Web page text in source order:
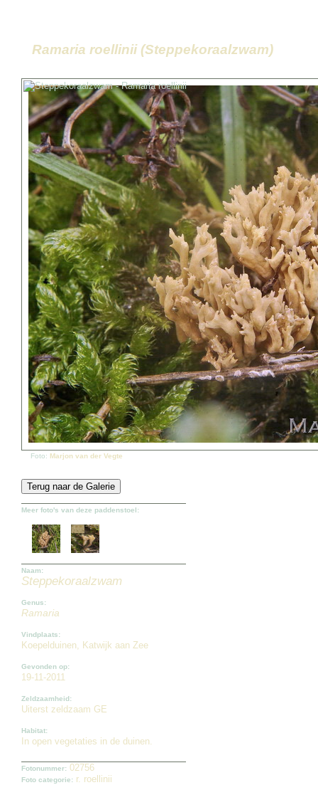
Ramaria roellinii (Steppekoraalzwam)
Foto: Marjon van der Vegte
Meer foto's van deze paddenstoel:
Naam:
Steppekoraalzwam
Genus:
Ramaria
Vindplaats:
Koepelduinen, Katwijk aan Zee
Gevonden op:
19-11-2011
Zeldzaamheid:
Uiterst zeldzaam GE
Habitat:
In open vegetaties in de duinen.
Fotonummer: 02756
Foto categorie: r. roellinii